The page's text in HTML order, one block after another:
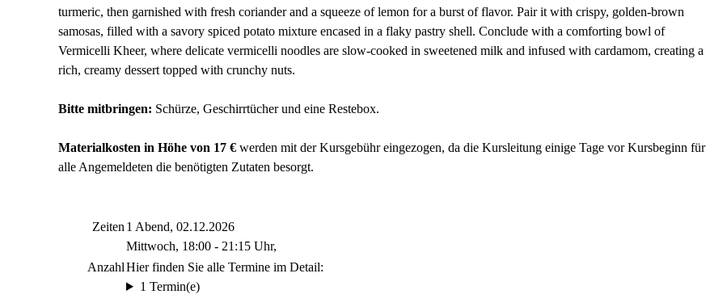
turmeric, then garnished with fresh coriander and a squeeze of lemon for a burst of flavor. Pair it with crispy, golden-brown
samosas, filled with a savory spiced potato mixture encased in a flaky pastry shell. Conclude with a comforting bowl of
Vermicelli Kheer, where delicate vermicelli noodles are slow-cooked in sweetened milk and infused with cardamom, creating a
rich, creamy dessert topped with crunchy nuts.
Bitte mitbringen: Schürze, Geschirrtücher und eine Restebox.
Materialkosten in Höhe von 17 € werden mit der Kursgebühr eingezogen, da die Kursleitung einige Tage vor Kursbeginn für
alle Angemeldeten die benötigten Zutaten besorgt.
Zeiten 1 Abend, 02.12.2026
Mittwoch, 18:00 - 21:15 Uhr,
AnzahlHier finden Sie alle Termine im Detail:
1 Termin(e)